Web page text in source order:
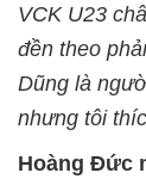
VCK U23
đền theo
Dũng là
nhưng tôi
Hoàng Đức